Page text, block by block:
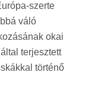
szerte
váló
okai
terjesztett
történő